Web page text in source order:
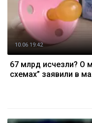
10.06 19:42
67 млрд исчезли? О
схемах” заявили в